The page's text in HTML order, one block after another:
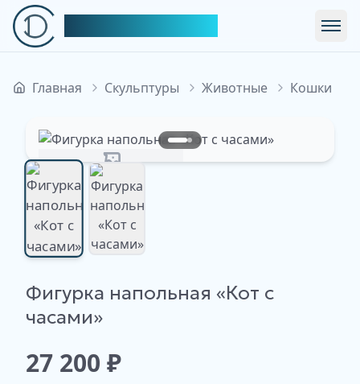
Главная Скульптуры Животные Кошки
Изображение недоступно
Изображение
недоступно
Изображение
Фигурка напольная «Кот с
часами»
27 200 ₽